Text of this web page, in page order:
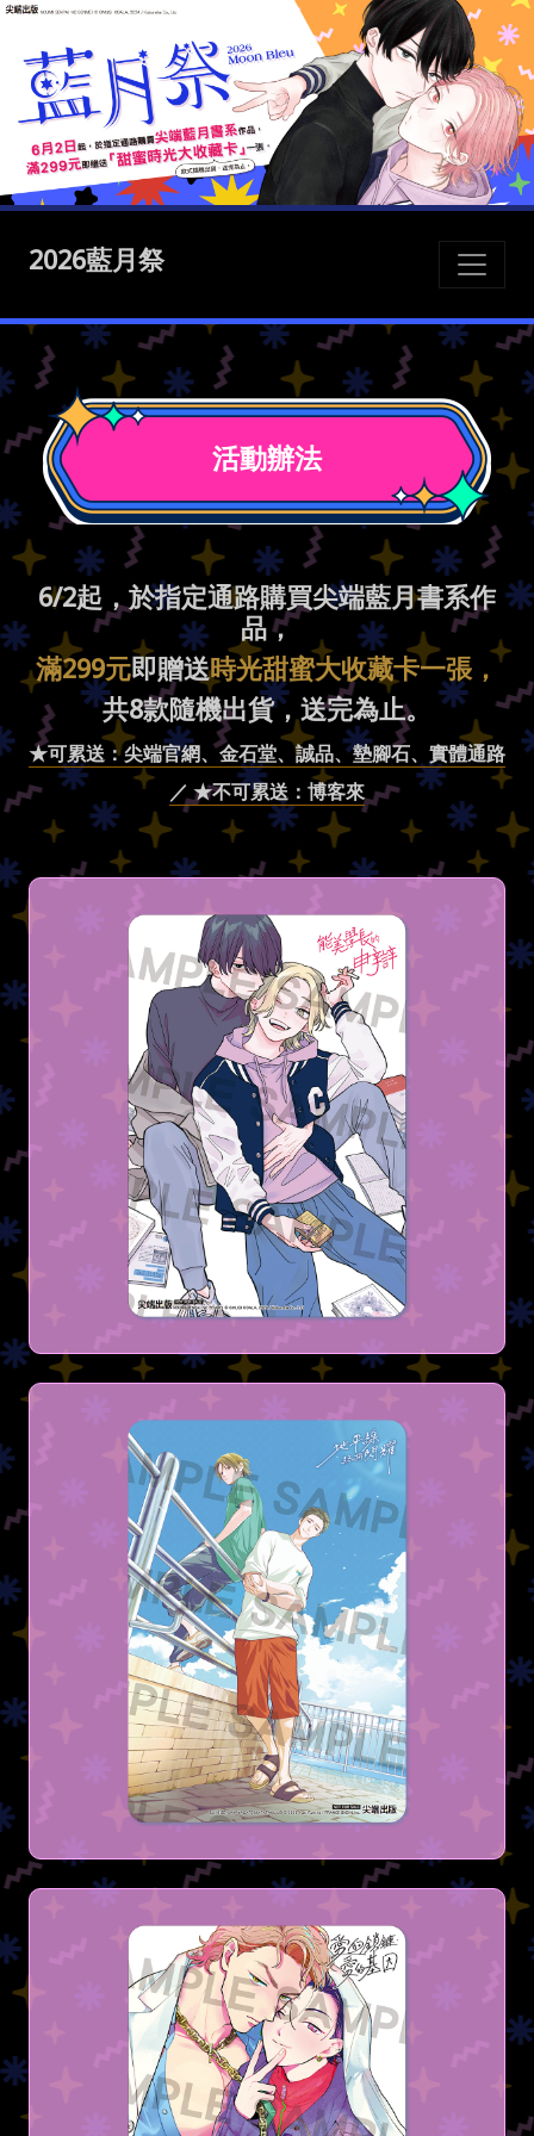
2026藍月祭
活動辦法
6/2起，於指定通路購買尖端藍月書系作
品，
滿299元即贈送時光甜蜜大收藏卡一張，
共8款隨機出貨，送完為止。
★可累送：尖端官網、金石堂、誠品、墊腳石、實體通路
／ ★不可累送：博客來